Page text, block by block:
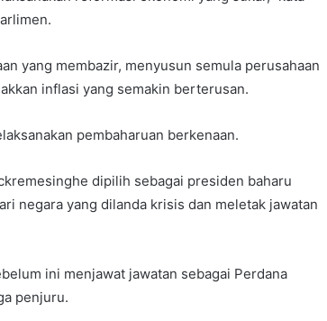
yang membazir, menyusun semula perusahaan
inflasi yang semakin berterusan.
pembaharuan berkenaan.
dipilih sebagai presiden baharu
negara yang dilanda krisis dan meletak jawatan
ini menjawat jawatan sebagai Perdana
penjuru.